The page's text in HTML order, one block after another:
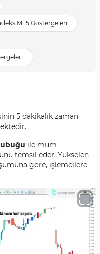
MT5 Göstergeleri
5 dakikalık zaman
ile mum
temsil eder. Yükselen
göre, işlemcilere